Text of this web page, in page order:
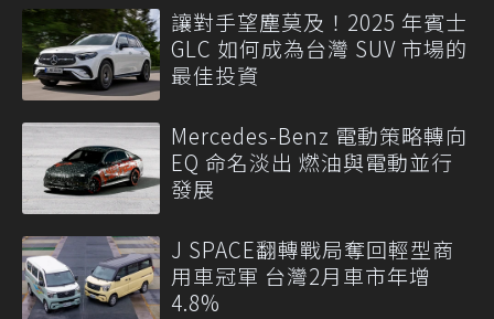
讓對手望塵莫及！2025 年賓士
GLC 如何成為台灣 SUV 市場的
最佳投資
Mercedes-Benz 電動策略轉向
EQ 命名淡出 燃油與電動並行
發展
J SPACE翻轉戰局奪回輕型商
用車冠軍 台灣2月車市年增
4.8%